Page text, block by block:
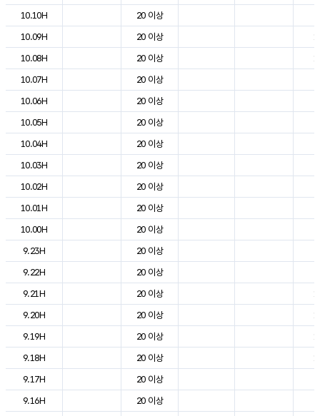
10.10H
20 이상
10.09H
20 이상
10.08H
20 이상
10.07H
20 이상
10.06H
20 이상
10.05H
20 이상
10.04H
20 이상
10.03H
20 이상
10.02H
20 이상
10.01H
20 이상
10.00H
20 이상
9.23H
20 이상
9.22H
20 이상
9.21H
20 이상
9.20H
20 이상
9.19H
20 이상
9.18H
20 이상
9.17H
20 이상
9.16H
20 이상